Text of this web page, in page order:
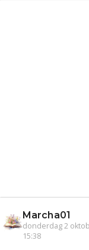
Marcha01
donderdag 2
15:38